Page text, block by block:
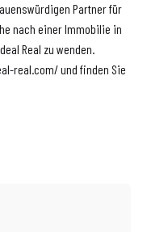
Partner für
nach einer Immobilie in
Real zu wenden.
real.com/ und finden Sie